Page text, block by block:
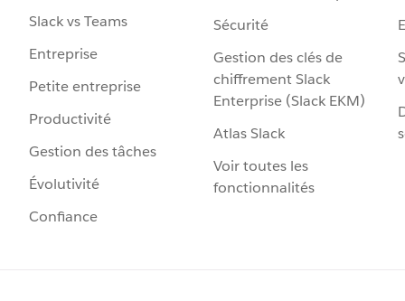
Slack vs Teams
Entreprise
Petite entreprise
Productivité
Gestion des tâches
Évolutivité
Confiance
Sécurité
Gestion des clés de
chiffrement Slack
Enterprise (Slack EKM)
Atlas Slack
Voir toutes les
fonctionnalités